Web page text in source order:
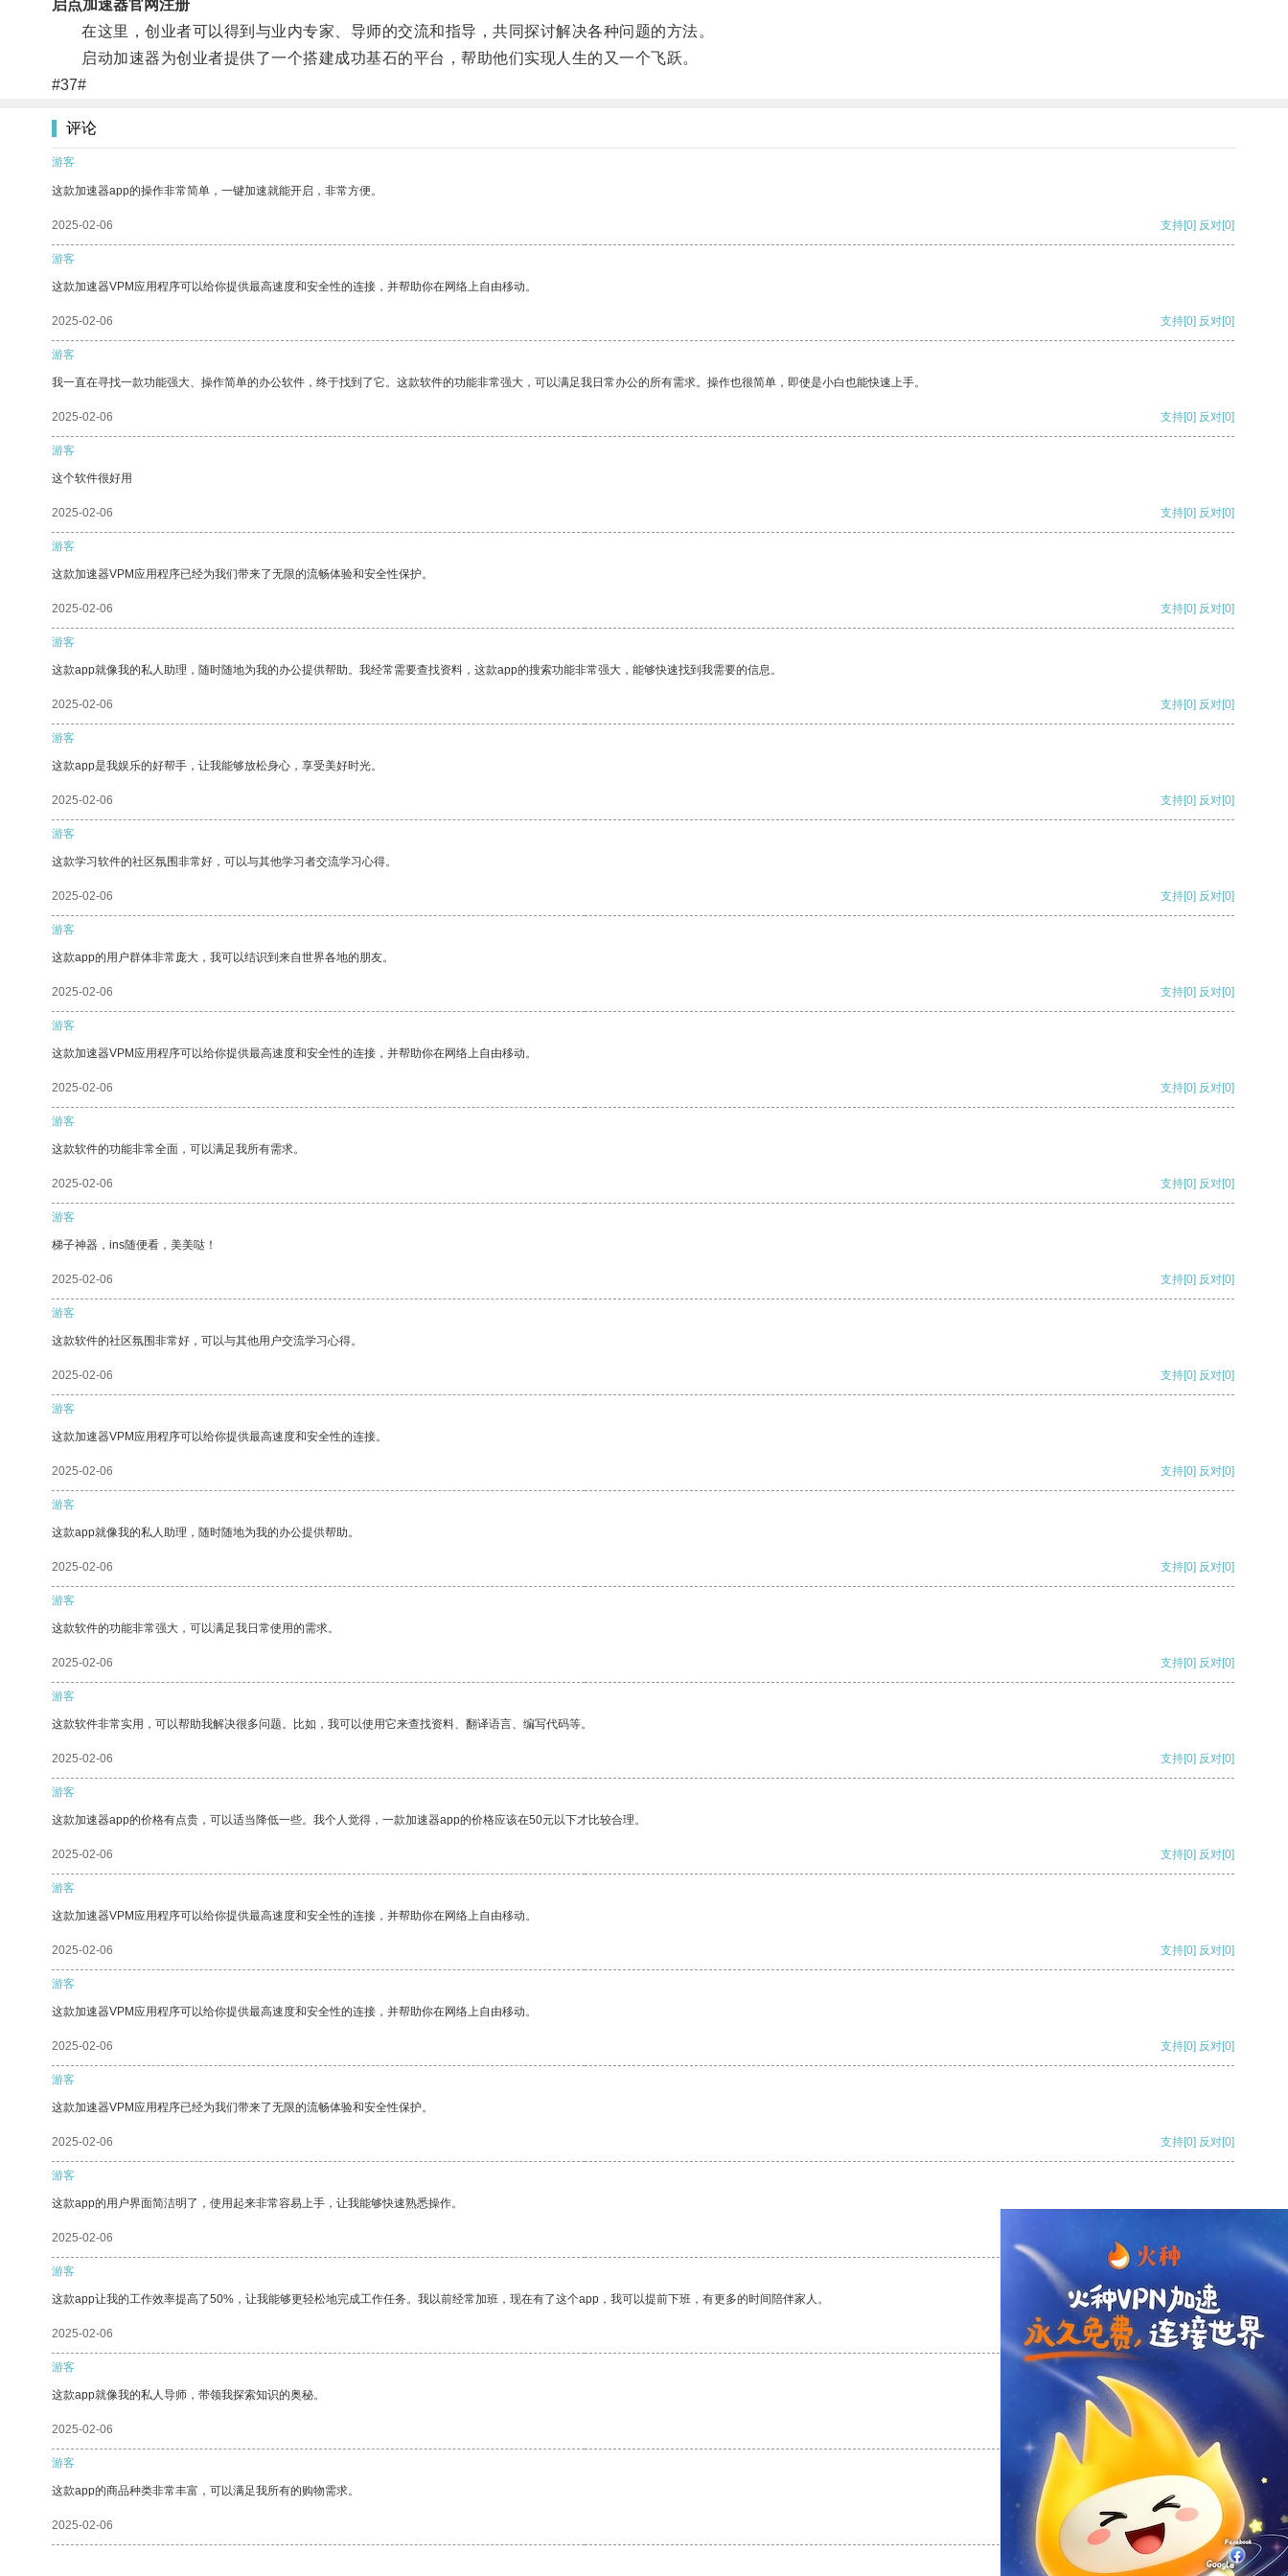
启点加速器官网注册
在这里，创业者可以得到与业内专家、导师的交流和指导，共同探讨解决各种问题的方法。
启动加速器为创业者提供了一个搭建成功基石的平台，帮助他们实现人生的又一个飞跃。
#37#
评论
游客
这款加速器app的操作非常简单，一键加速就能开启，非常方便。
2025-02-06 支持[0] 反对[0]
游客
这款加速器VPM应用程序可以给你提供最高速度和安全性的连接，并帮助你在网络上自由移动。
2025-02-06 支持[0] 反对[0]
游客
我一直在寻找一款功能强大、操作简单的办公软件，终于找到了它。这款软件的功能非常强大，可以满足我日常办公的所有需求。操作也很简单，即使是小白也能快速上手。
2025-02-06 支持[0] 反对[0]
游客
这个软件很好用
2025-02-06 支持[0] 反对[0]
游客
这款加速器VPM应用程序已经为我们带来了无限的流畅体验和安全性保护。
2025-02-06 支持[0] 反对[0]
游客
这款app就像我的私人助理，随时随地为我的办公提供帮助。我经常需要查找资料，这款app的搜索功能非常强大，能够快速找到我需要的信息。
2025-02-06 支持[0] 反对[0]
游客
这款app是我娱乐的好帮手，让我能够放松身心，享受美好时光。
2025-02-06 支持[0] 反对[0]
游客
这款学习软件的社区氛围非常好，可以与其他学习者交流学习心得。
2025-02-06 支持[0] 反对[0]
游客
这款app的用户群体非常庞大，我可以结识到来自世界各地的朋友。
2025-02-06 支持[0] 反对[0]
游客
这款加速器VPM应用程序可以给你提供最高速度和安全性的连接，并帮助你在网络上自由移动。
2025-02-06 支持[0] 反对[0]
游客
这款软件的功能非常全面，可以满足我所有需求。
2025-02-06 支持[0] 反对[0]
游客
梯子神器，ins随便看，美美哒！
2025-02-06 支持[0] 反对[0]
游客
这款软件的社区氛围非常好，可以与其他用户交流学习心得。
2025-02-06 支持[0] 反对[0]
游客
这款加速器VPM应用程序可以给你提供最高速度和安全性的连接。
2025-02-06 支持[0] 反对[0]
游客
这款app就像我的私人助理，随时随地为我的办公提供帮助。
2025-02-06 支持[0] 反对[0]
游客
这款软件的功能非常强大，可以满足我日常使用的需求。
2025-02-06 支持[0] 反对[0]
游客
这款软件非常实用，可以帮助我解决很多问题。比如，我可以使用它来查找资料、翻译语言、编写代码等。
2025-02-06 支持[0] 反对[0]
游客
这款加速器app的价格有点贵，可以适当降低一些。我个人觉得，一款加速器app的价格应该在50元以下才比较合理。
2025-02-06 支持[0] 反对[0]
游客
这款加速器VPM应用程序可以给你提供最高速度和安全性的连接，并帮助你在网络上自由移动。
2025-02-06 支持[0] 反对[0]
游客
这款加速器VPM应用程序可以给你提供最高速度和安全性的连接，并帮助你在网络上自由移动。
2025-02-06 支持[0] 反对[0]
游客
这款加速器VPM应用程序已经为我们带来了无限的流畅体验和安全性保护。
2025-02-06 支持[0] 反对[0]
游客
这款app的用户界面简洁明了，使用起来非常容易上手，让我能够快速熟悉操作。
2025-02-06
游客
这款app让我的工作效率提高了50%，让我能够更轻松地完成工作任务。我以前经常加班，现在有了这个app，我可以提前下班，有更多的时间陪伴家人。
2025-02-06 支持 [0] 反对[0]
游客
这款app就像我的私人导师，带领我探索知识的奥秘。
2025-02-06 支持[0] 反对
游客
这款app的商品种类非常丰富，可以满足我所有的购物需求。
2025-02-06 支持[0] 反对[0]